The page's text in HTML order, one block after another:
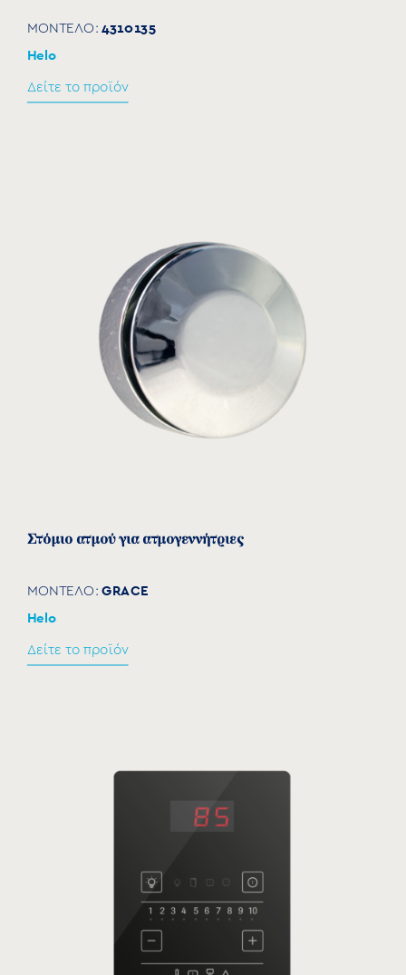
ΜΟΝΤΕΛΟ:4310135
Helo
Δείτε το προϊόν
Στόμιο ατμού για ατμογεννήτριες
ΜΟΝΤΕΛΟ:GRACE
Helo
Δείτε το προϊόν